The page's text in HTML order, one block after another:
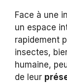
Face à une
un espace
rapidement
insectes,
humaine,
de leur